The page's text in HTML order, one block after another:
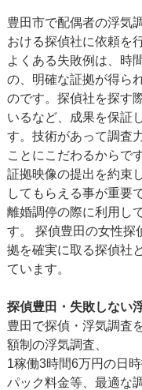
豊田市で配偶者の浮気
おける探偵社に依頼を
よくある失敗例は、時
の、明確な証拠が得ら
のです。探偵社を探す
いるなど、成果を保証
す。技術があって調査
ことにこだわるからで
証拠映像の提出を約束
してもらえる事が重要
離婚調停の際に利用し
す。 探偵豊田の女性探
拠を確実に取る探偵社
ています。
探偵豊田・失敗しない
豊田で探偵・浮気調査
額制の浮気調査、
1稼働3時間6万円の日
パック料金等、最適な